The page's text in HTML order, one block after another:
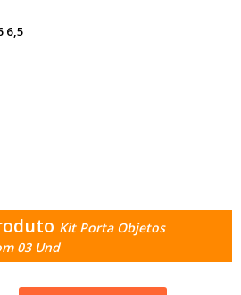
6,5
Kit Porta Objetos
03 Und